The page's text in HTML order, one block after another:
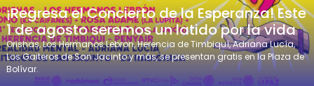
¡Regresa el Concierto de la Esperanza! Este
1 de agosto seremos un latido por la vida
Orishas, Los Hermanos Lebron, Herencia de Timbiquí, Adriana Lucía,
Los Gaiteros de San Jacinto y más, se presentan gratis en la Plaza de
Bolívar.